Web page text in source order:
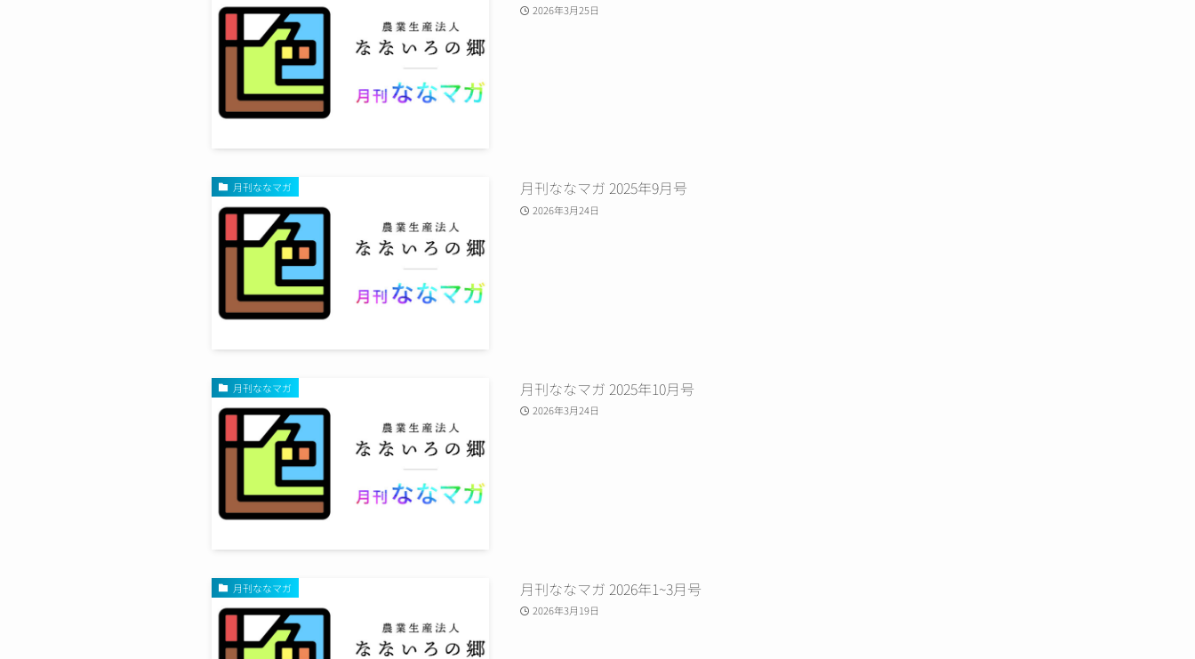
2026年3月25日
月刊ななマガ 月刊ななマガ 2025年9月号
2026年3月24日
月刊ななマガ 月刊ななマガ 2025年10月号
2026年3月24日
月刊ななマガ 月刊ななマガ 2026年1~3月号
2026年3月19日